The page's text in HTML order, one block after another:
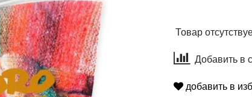
Товар
Добавить в
добавить в